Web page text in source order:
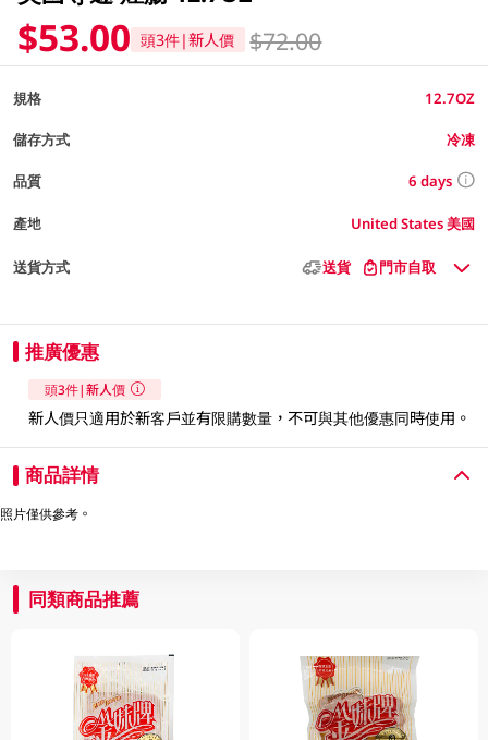
$53.00 頭3件|新人價 $72.00
規格 12.7OZ
儲存方式 冷凍
品質 6 days
產地 United States 美國
送貨方式 送貨 門市自取
推廣優惠
頭3件|新人價
新人價只適用於新客戶並有限購數量，不可與其他優惠同時使用。​
商品詳情
照片僅供參考。
同類商品推薦